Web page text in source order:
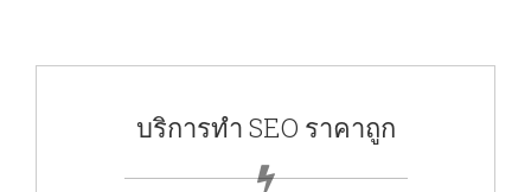
บริการทำ SEO ราคาถูก